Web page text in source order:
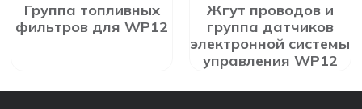
Группа топливных
фильтров для WP12
Жгут проводов и
группа датчиков
электронной системы
управления WP12